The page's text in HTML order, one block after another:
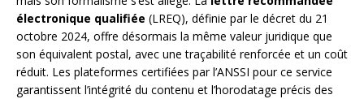
électronique qualifiée (LREQ), définie par le décret du 21
octobre 2024, offre désormais la même valeur juridique que
son équivalent postal, avec une traçabilité renforcée et un coût
réduit. Les plateformes certifiées par l’ANSSI pour ce service
garantissent l’intégrité du contenu et l’horodatage précis des